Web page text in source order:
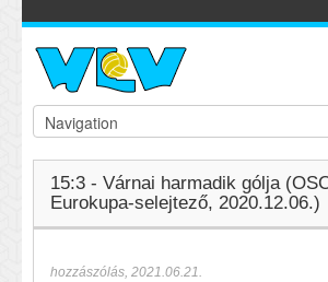
15:3 - Várnai harmadik gólja
Eurokupa-selejtező, 2020.12.06.)
hozzászólás, 2021.06.21.